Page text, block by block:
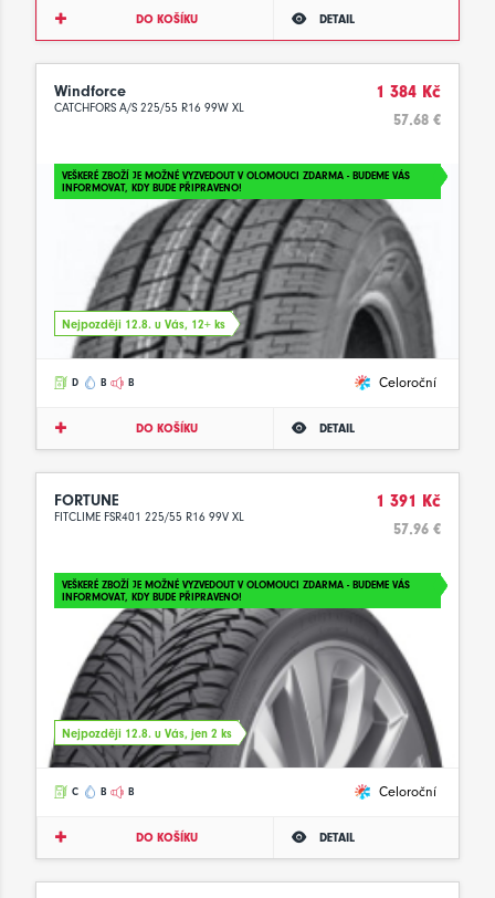
DO KOŠÍKU DETAIL
Windforce
CATCHFORS A/S 225/55 R16 99W XL
1 384 Kč
57.68 €
VEŠKERÉ ZBOŽÍ JE MOŽNÉ VYZVEDOUT V OLOMOUCI ZDARMA - BUDEME VÁS
INFORMOVAT, KDY BUDE PŘIPRAVENO!
Nejpozději 12.8. u Vás, 12+ ks
D B B Celoroční
DO KOŠÍKU DETAIL
FORTUNE
FITCLIME FSR401 225/55 R16 99V XL
1 391 Kč
57.96 €
VEŠKERÉ ZBOŽÍ JE MOŽNÉ VYZVEDOUT V OLOMOUCI ZDARMA - BUDEME VÁS
INFORMOVAT, KDY BUDE PŘIPRAVENO!
Nejpozději 12.8. u Vás, jen 2 ks
C B B Celoroční
DO KOŠÍKU DETAIL